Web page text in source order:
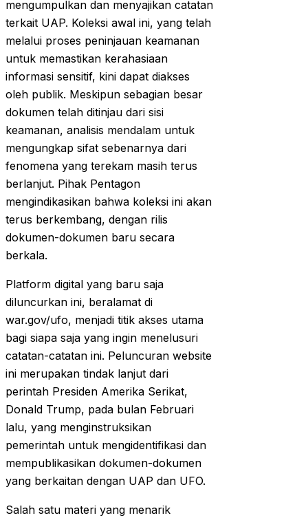
mengumpulkan dan menyajikan catatan
terkait UAP. Koleksi awal ini, yang telah
melalui proses peninjauan keamanan
untuk memastikan kerahasiaan
informasi sensitif, kini dapat diakses
oleh publik. Meskipun sebagian besar
dokumen telah ditinjau dari sisi
keamanan, analisis mendalam untuk
mengungkap sifat sebenarnya dari
fenomena yang terekam masih terus
berlanjut. Pihak Pentagon
mengindikasikan bahwa koleksi ini akan
terus berkembang, dengan rilis
dokumen-dokumen baru secara
berkala.
Platform digital yang baru saja
diluncurkan ini, beralamat di
war.gov/ufo, menjadi titik akses utama
bagi siapa saja yang ingin menelusuri
catatan-catatan ini. Peluncuran website
ini merupakan tindak lanjut dari
perintah Presiden Amerika Serikat,
Donald Trump, pada bulan Februari
lalu, yang menginstruksikan
pemerintah untuk mengidentifikasi dan
mempublikasikan dokumen-dokumen
yang berkaitan dengan UAP dan UFO.
Salah satu materi yang menarik